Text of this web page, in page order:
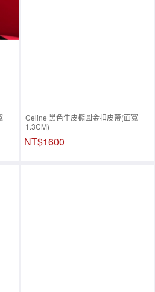
Celine 黑色牛皮橢圓金扣皮帶(面寬
1.3CM)
NT$1600